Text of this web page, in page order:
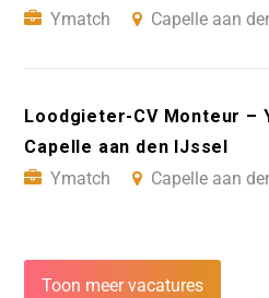
Ymatch
Capelle aan
Loodgieter-CV Monteur –
Capelle aan den IJssel
Ymatch
Capelle aan
Toon meer vacatures